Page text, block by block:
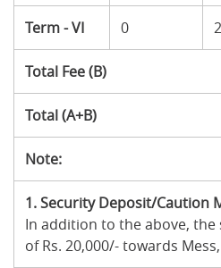
Term - VI 0
Total Fee (B)
Total (A+B)
Note:
1.Security Deposit/Caution
In addition to the above,
of Rs. 20,000/- towards